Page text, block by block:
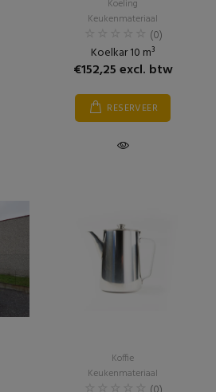
Koeling
Keukenmateriaal
(0)
Koelkar 10 m³
€152,25 excl. btw
RESERVEER
Koffie
Keukenmateriaal